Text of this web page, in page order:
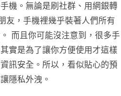
機。無論是刷社群、用網銀轉
友，手機裡幾乎裝著人們所有
而且你可能沒注意到，很多手
實是為了讓你方便使用才這樣
訊安全。所以，看似貼心的預
隱私外洩。